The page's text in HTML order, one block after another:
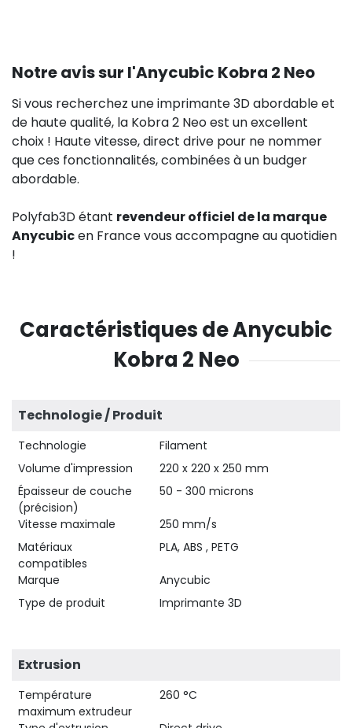
Notre avis sur l'Anycubic Kobra 2 Neo
Si vous recherchez une imprimante 3D abordable et
de haute qualité, la Kobra 2 Neo est un excellent
choix ! Haute vitesse, direct drive pour ne nommer
que ces fonctionnalités, combinées à un budger
abordable.
Polyfab3D étant revendeur officiel de la marque
Anycubicen France vous accompagne au quotidien
!
Caractéristiques de Anycubic
Kobra 2 Neo
Technologie / Produit
Technologie
Filament
Volume d'impression
220 x 220 x 250 mm
Épaisseur de couche
(précision)
50 - 300 microns
Vitesse maximale
250 mm/s
Matériaux
compatibles
PLA, ABS , PETG
Marque
Anycubic
Type de produit
Imprimante 3D
Extrusion
Température
maximum extrudeur
260 °C